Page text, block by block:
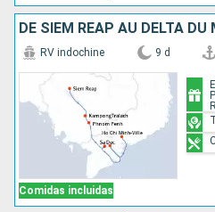
DE SIEM REAP AU DELTA DU
Comidas incluidas
RV indochine 9 d